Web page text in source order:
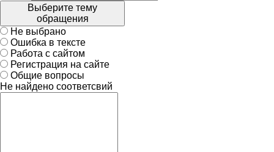
Выберите тему
обращения
Не выбрано
Ошибка в тексте
Работа с сайтом
Регистрация на сайте
Общие вопросы
Не найдено соответсвий